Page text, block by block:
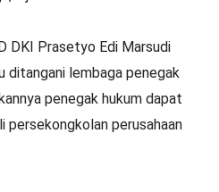
DKI Prasetyo Edi Marsudi
ditangani lembaga penegak
penegak hukum dapat
persekongkolan perusahaan